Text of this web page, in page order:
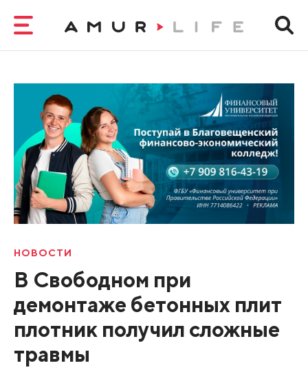
НОВОСТИ
В Свободном при
демонтаже бетонных плит
плотник получил сложные
травмы